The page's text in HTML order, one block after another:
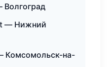
— Нижний
Комсомольск-на-